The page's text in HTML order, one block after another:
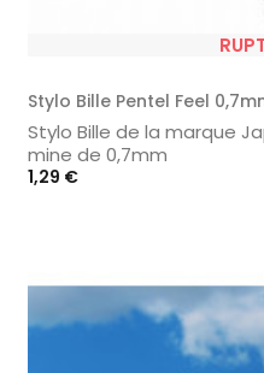
Stylo Bille Pentel Feel
Stylo Bille de la marque
mine de 0,7mm
Prix
1,29 €